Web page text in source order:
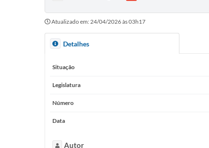
Atualizado em: 24/04/2026 às 03h17
Detalhes
Situação
Legislatura
Número
Data
Autor